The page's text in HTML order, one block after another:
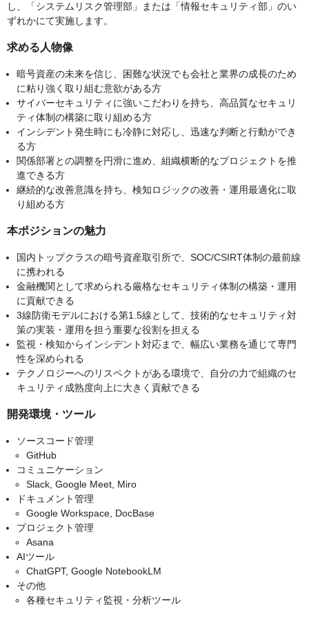
し、「システムリスク管理部」または「情報セキュリティ部」のい
ずれかにて実施します。
求める人物像
暗号資産の未来を信じ、困難な状況でも会社と業界の成長のため
に粘り強く取り組む意欲がある方
サイバーセキュリティに強いこだわりを持ち、高品質なセキュリ
ティ体制の構築に取り組める方
インシデント発生時にも冷静に対応し、迅速な判断と行動ができ
る方
関係部署との調整を円滑に進め、組織横断的なプロジェクトを推
進できる方
継続的な改善意識を持ち、検知ロジックの改善・運用最適化に取
り組める方
本ポジションの魅力
国内トップクラスの暗号資産取引所で、SOC/CSIRT体制の最前線
に携われる
金融機関として求められる厳格なセキュリティ体制の構築・運用
に貢献できる
3線防衛モデルにおける第1.5線として、技術的なセキュリティ対
策の実装・運用を担う重要な役割を担える
監視・検知からインシデント対応まで、幅広い業務を通じて専門
性を深められる
テクノロジーへのリスペクトがある環境で、自分の力で組織のセ
キュリティ成熟度向上に大きく貢献できる
開発環境・ツール
ソースコード管理
GitHub
コミュニケーション
Slack, Google Meet, Miro
ドキュメント管理
Google Workspace, DocBase
プロジェクト管理
Asana
AIツール
ChatGPT, Google NotebookLM
その他
各種セキュリティ監視・分析ツール